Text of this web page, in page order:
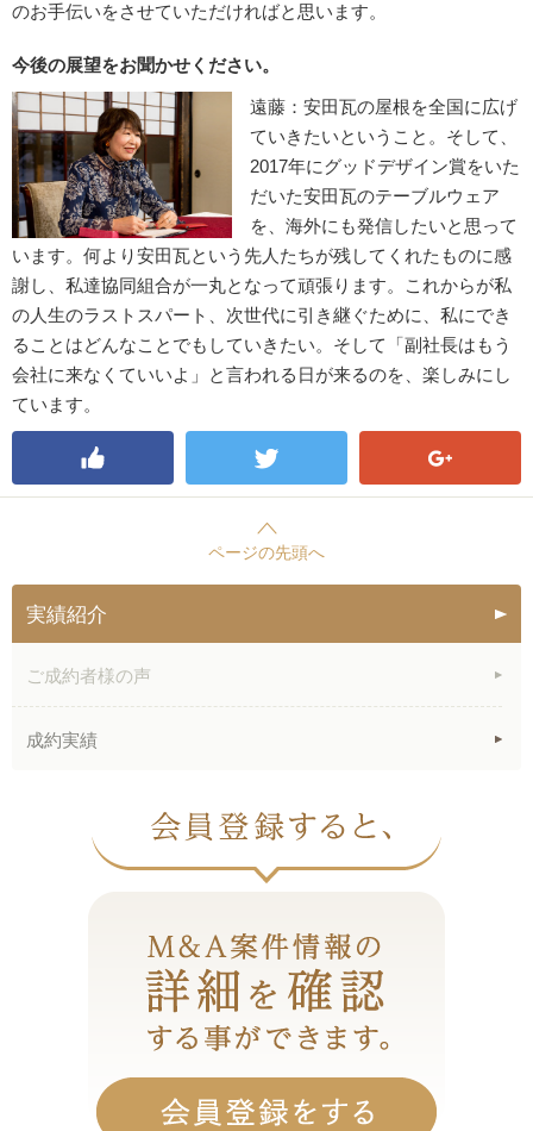
のお手伝いをさせていただければと思います。
今後の展望をお聞かせください。
遠藤：安田瓦の屋根を全国に広げ
ていきたいということ。そして、
2017年にグッドデザイン賞をいた
だいた安田瓦のテーブルウェア
を、海外にも発信したいと思って
います。何より安田瓦という先人たちが残してくれたものに感
謝し、私達協同組合が一丸となって頑張ります。これからが私
の人生のラストスパート、次世代に引き継ぐために、私にでき
ることはどんなことでもしていきたい。そして「副社長はもう
会社に来なくていいよ」と言われる日が来るのを、楽しみにし
ています。
ページの先頭へ
実績紹介
ご成約者様の声
成約実績